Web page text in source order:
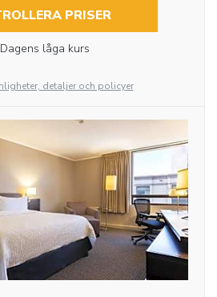
PRISER
Dagens låga kurs
detaljer och policyer